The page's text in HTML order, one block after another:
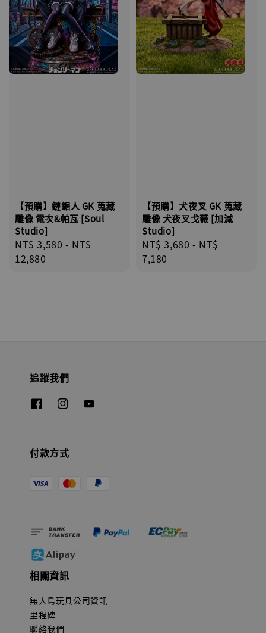
【預購】鏈鋸人 GK 蒐藏
雕像 電次&帕瓦 [Soul
Studio]
Regular
price
NT$ 3,580 - NT$
12,880
【預購】犬夜叉 GK 蒐藏
雕像 犬夜叉戈薇 [加減
Studio]
Regular
price
NT$ 3,680 - NT$
7,180
追蹤我們
付款方式
相關資訊
無人島玩具公司資訊
里程碑
聯絡我們